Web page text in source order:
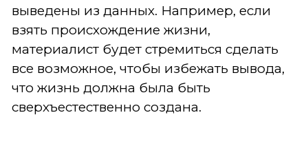
выведены из данных. Например, если
взять происхождение жизни,
материалист будет стремиться сделать
все возможное, чтобы избежать вывода,
что жизнь должна была быть
сверхъестественно создана.